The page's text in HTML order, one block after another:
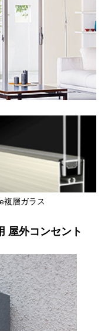
複層ガラス
外コンセント